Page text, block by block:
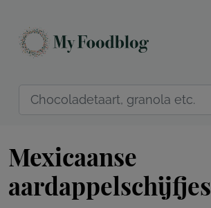
Mexicaanse
aardappelschijfjes